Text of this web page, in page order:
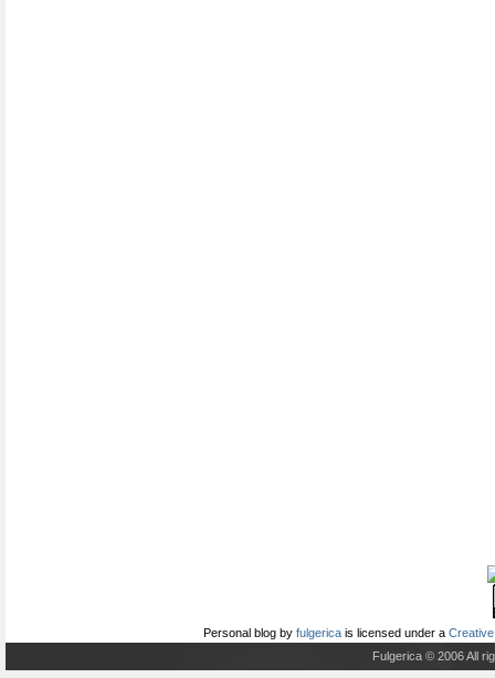
Personal blog by fulgerica is licensed under a
Fulgerica © 2006 All